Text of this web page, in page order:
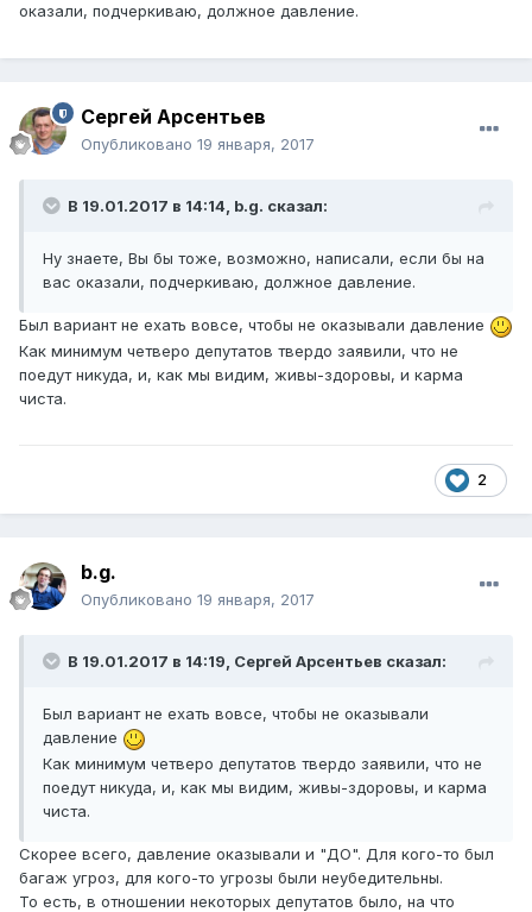
оказали, подчеркиваю, должное давление.
Сергей Арсентьев
Опубликовано 19 января, 2017
В 19.01.2017 в 14:14, b.g. сказал:
Ну знаете, Вы бы тоже, возможно, написали, если бы на
вас оказали, подчеркиваю, должное давление.
Был вариант не ехать вовсе, чтобы не оказывали давление
Как минимум четверо депутатов твердо заявили, что не
поедут никуда, и, как мы видим, живы-здоровы, и карма
чиста.
2
b.g.
Опубликовано 19 января, 2017
В 19.01.2017 в 14:19, Сергей Арсентьев сказал:
Был вариант не ехать вовсе, чтобы не оказывали
давление
Как минимум четверо депутатов твердо заявили, что не
поедут никуда, и, как мы видим, живы-здоровы, и карма
чиста.
Скорее всего, давление оказывали и "ДО". Для кого-то был
багаж угроз, для кого-то угрозы были неубедительны.
То есть, в отношении некоторых депутатов было, на что